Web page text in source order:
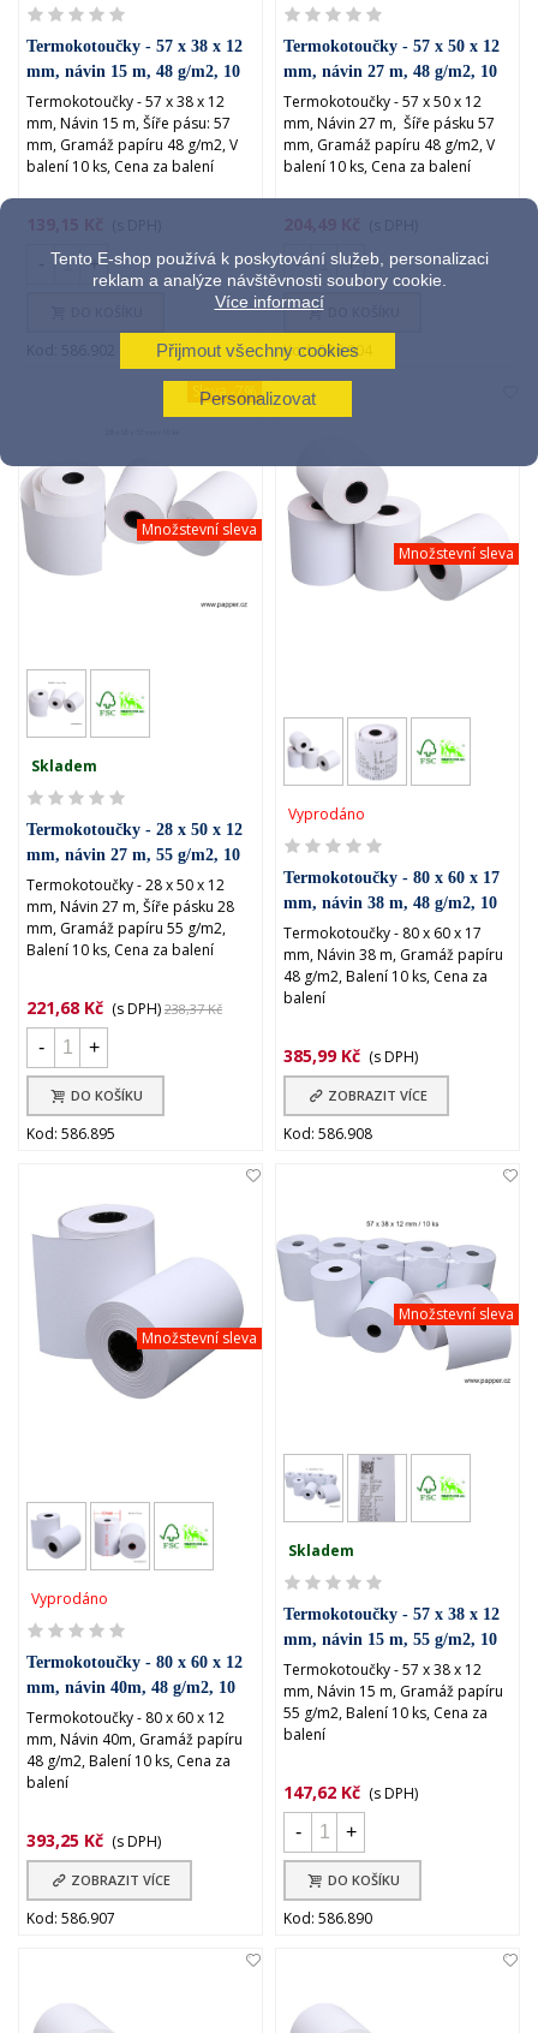
Tento E-shop používá k poskytování služeb, personalizaci
reklam a analýze návštěvnosti soubory cookie.
Více informací
Přijmout všechny cookies
Personalizovat
Termokotoučky - 57 x 38 x 12
mm, návin 15 m, 48 g/m2, 10
ks
Termokotoučky - 57 x 38 x 12
mm, Návin 15 m, Šíře pásu: 57
mm, Gramáž papíru 48 g/m2, V
balení 10 ks, Cena za balení
+
Termokotoučky - 57 x 50 x 12
mm, návin 27 m, 48 g/m2, 10
ks
Termokotoučky - 57 x 50 x 12
mm, Návin 27 m, Šíře pásku 57
mm, Gramáž papíru 48 g/m2, V
balení 10 ks, Cena za balení
-
+
Kod: 586.904
Množstevní sleva
Sleva-7%
Skladem
Termokotoučky - 28 x 50 x 12
mm, návin 27 m, 55 g/m2, 10
ks
Termokotoučky - 28 x 50 x 12
mm, Návin 27 m, Šíře pásku 28
mm, Gramáž papíru 55 g/m2,
Balení 10 ks, Cena za balení
221,68 Kč (s DPH) 238,37 Kč
- +
DO KOŠÍKU
Kod: 586.895
Množstevní sleva
Vyprodáno
Termokotoučky - 80 x 60 x 17
mm, návin 38 m, 48 g/m2, 10
ks
Termokotoučky - 80 x 60 x 17
mm, Návin 38 m, Gramáž papíru
48 g/m2, Balení 10 ks, Cena za
balení
385,99 Kč (s DPH)
ZOBRAZIT VÍCE
Kod: 586.908
Množstevní sleva
Vyprodáno
Termokotoučky - 80 x 60 x 12
mm, návin 40m, 48 g/m2, 10
ks
Termokotoučky - 80 x 60 x 12
mm, Návin 40m, Gramáž papíru
48 g/m2, Balení 10 ks, Cena za
balení
393,25 Kč (s DPH)
ZOBRAZIT VÍCE
Kod: 586.907
Množstevní sleva
Skladem
Termokotoučky - 57 x 38 x 12
mm, návin 15 m, 55 g/m2, 10
ks
Termokotoučky - 57 x 38 x 12
mm, Návin 15 m, Gramáž papíru
55 g/m2, Balení 10 ks, Cena za
balení
147,62 Kč (s DPH)
-
+
DO KOŠÍKU
Kod: 586.890